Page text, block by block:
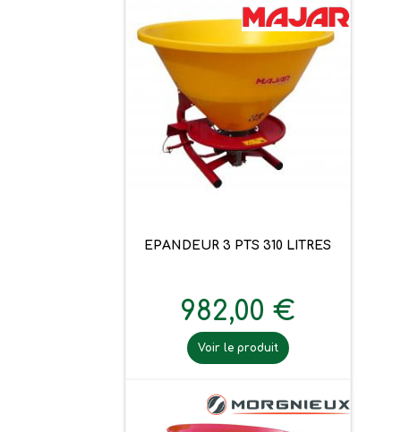
EPANDEUR 3 PTS 310 LITRES
982,00 €
Voir le produit